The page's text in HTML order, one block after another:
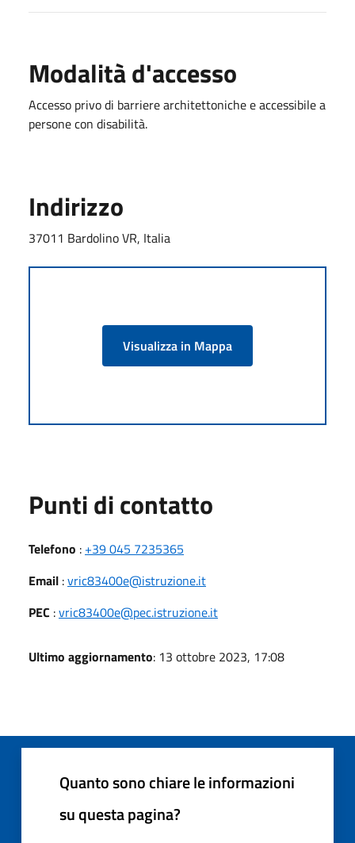
Modalità d'accesso
Accesso privo di barriere architettoniche e accessibile a
persone con disabilità.
Indirizzo
37011 Bardolino VR, Italia
Visualizza in Mappa
Punti di contatto
Telefono : +39 045 7235365
Email :vric83400e@istruzione.it
PEC :vric83400e@pec.istruzione.it
Ultimo aggiornamento: 13 ottobre 2023, 17:08
Quanto sono chiare le informazioni
su questa pagina?